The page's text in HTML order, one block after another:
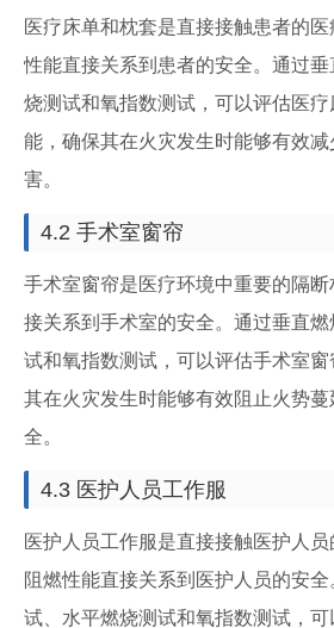
医疗床单和枕套是直接接触患者的
性能直接关系到患者的安全。通过
烧测试和氧指数测试，可以评估医
能，确保其在火灾发生时能够有效
害。
4.2 手术室窗帘
手术室窗帘是医疗环境中重要的隔
接关系到手术室的安全。通过垂直
试和氧指数测试，可以评估手术室
其在火灾发生时能够有效阻止火势
全。
4.3 医护人员工作服
医护人员工作服是直接接触医护人
阻燃性能直接关系到医护人员的安
试、水平燃烧测试和氧指数测试，